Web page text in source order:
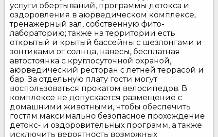
услуги обертываний, программы детокса и
оздоровления в аюрведическом комплексе,
тренажерный зал, собственную фито-
лабораторию; также на территории есть
открытый и крытый бассейны с шезлонгами и
зонтиками от солнца, навесы, бесплатная
автостоянка с круглосуточной охраной,
аюрведический ресторан с летней террасой и
бар. За отдельную плату гости могут
воспользоваться прокатом велосипедов. В
комплексе не допускается размещение с
домашними животными, чтобы обеспечить
гостям максимально безопасное прохождение
детокс- и оздоровительных программ, а также
исключить вероятность возможных